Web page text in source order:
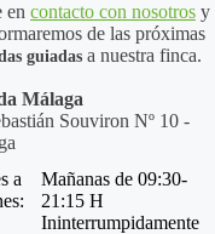
en contacto con nosotros y
de las próximas
guiadas a nuestra finca.
Málaga
Souviron Nº 10 -
a
Mañanas de 09:30-
21:15 H
Ininterrumpidamente